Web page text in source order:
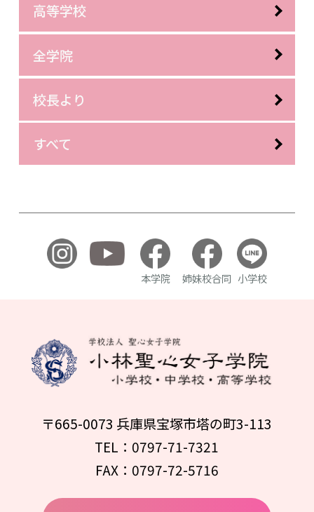
高等学校
全学院
校長より
すべて
本学院 姉妹校合同 小学校
〒665-0073 兵庫県宝塚市塔の町3-113
TEL：0797-71-7321
FAX：0797-72-5716